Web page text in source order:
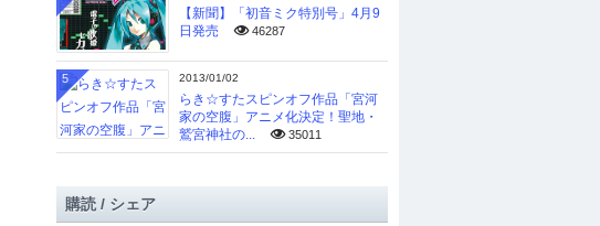
【新聞】「初音ミク特別号」4月9
日発売
46287
2013/01/02
らき☆すたスピンオフ作品「宮河
家の空腹」アニメ化決定！聖地・
鷲宮神社の...
35011
5
購読 / シェア